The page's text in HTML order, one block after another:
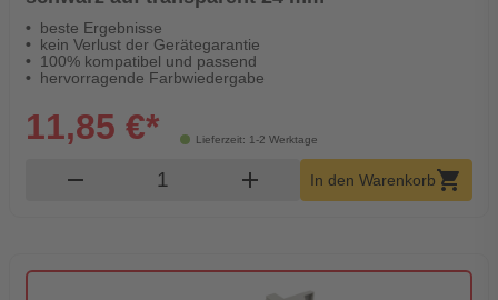
beste Ergebnisse
kein Verlust der Gerätegarantie
100% kompatibel und passend
hervorragende Farbwiedergabe
Lieferzeit: 1-2 Werktage
11,85 €*
remove Produkt Warenkorb Menge
add In den Warenkorbshopping_cart